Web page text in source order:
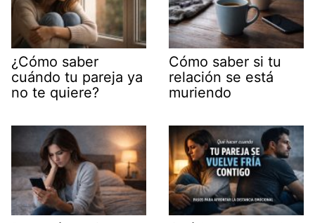
¿Cómo saber
cuándo tu pareja ya
no te quiere?
Cómo saber si tu
relación se está
muriendo